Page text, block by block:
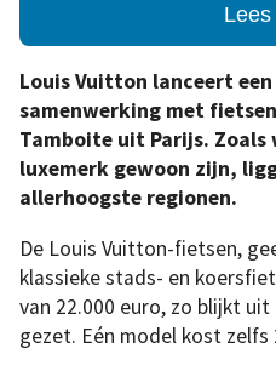
Louis Vuitton lanceert
samenwerking met
Tamboite uit Parijs. Zoals
luxemerk gewoon zijn,
allerhoogste regionen.
De Louis Vuitton-fietsen,
klassieke stads- en
van 22.000 euro, zo blijkt uit
gezet. Eén model kost zelfs